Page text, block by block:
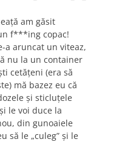
am găsit
f***ing copac!
a aruncat un viteaz,
nu la un container
cetățeni (era să
mă bazez eu că
și sticluțele
le voi duce la
din gunoaiele
să le „culeg” și le